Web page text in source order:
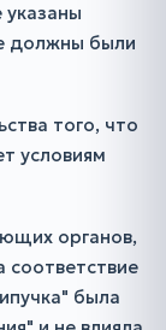
должны были
того, что
условиям
органов,
соответствие
была